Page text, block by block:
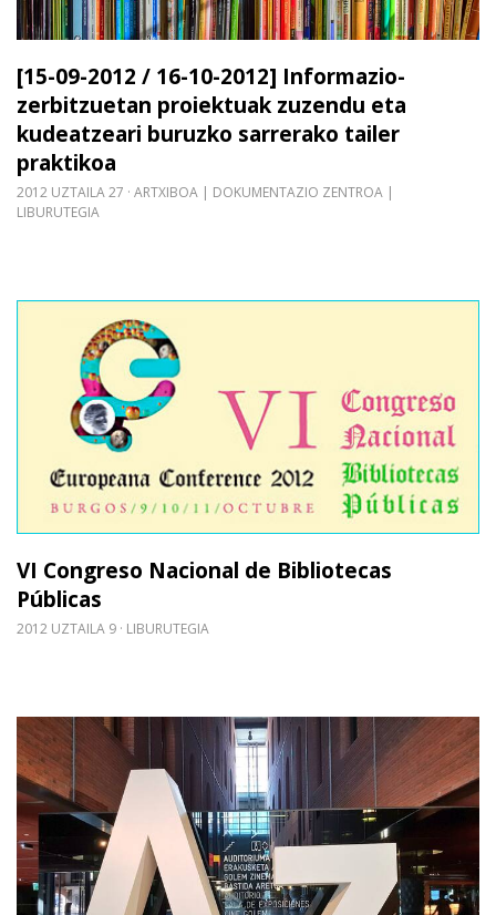
[15-09-2012 / 16-10-2012] Informazio-
zerbitzuetan proiektuak zuzendu eta
kudeatzeari buruzko sarrerako tailer
praktikoa
2012 UZTAILA 27 ARTXIBOA | DOKUMENTAZIO ZENTROA |
LIBURUTEGIA
VI Congreso Nacional de Bibliotecas
Públicas
2012 UZTAILA 9 LIBURUTEGIA
Gehiago irakurri: VI Congreso Nacional de
Gehiago irakurri: alhóndigabilbao: Jardunaldi